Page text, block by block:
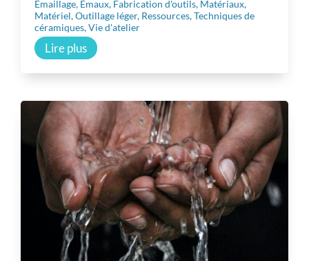
Émaillage, Émaux, Fabrication d'outils, Matériaux,
Matériel,Outillage léger, Ressources,Techniques de
céramiques,Vie d'atelier
Lire plus